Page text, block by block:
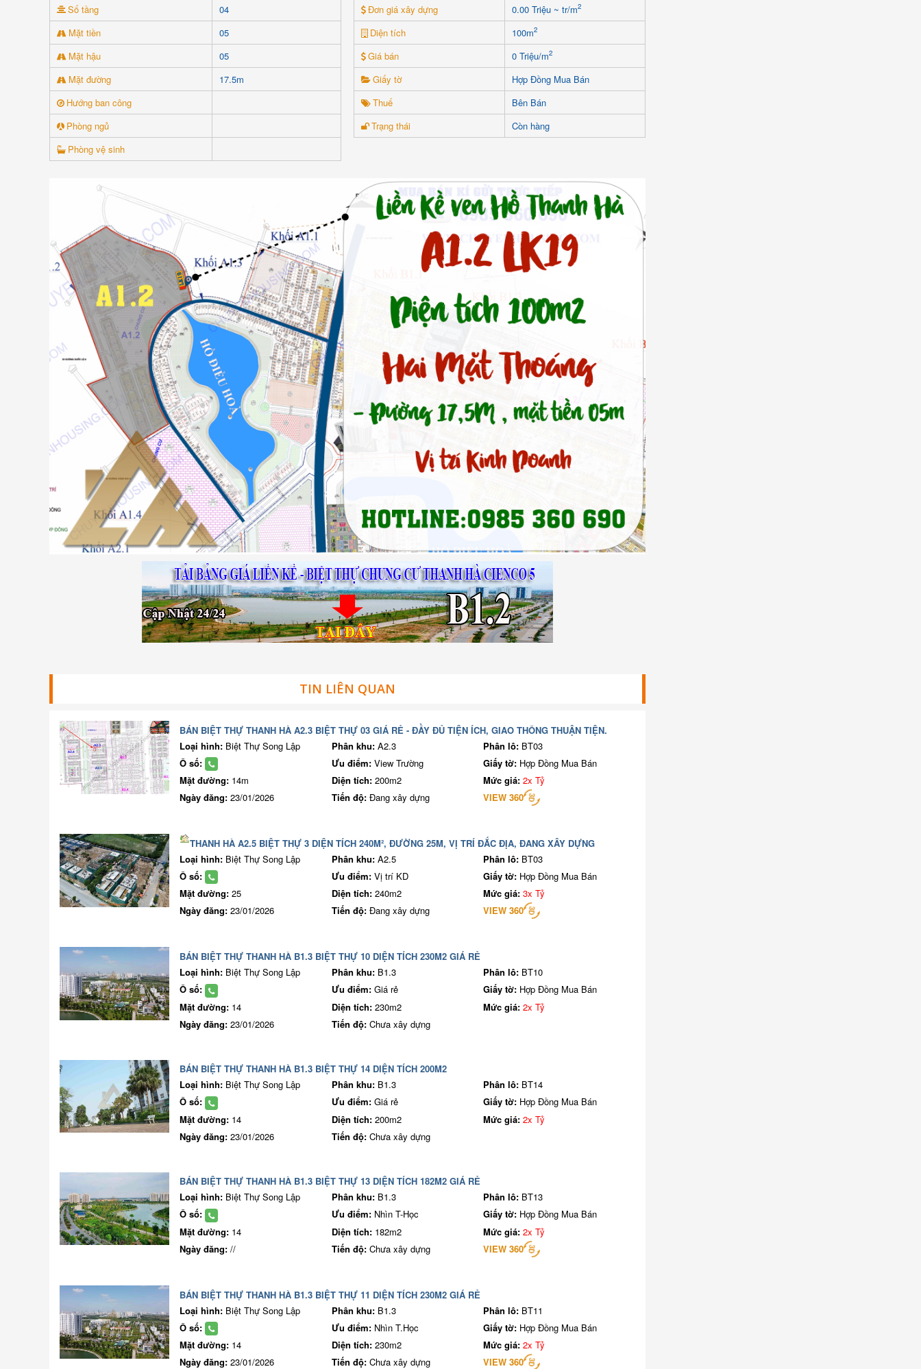
Số tầng
04
Mặt tiền
05
Mặt hậu
05
Mặt đường
17.5m
Hướng ban công
Phòng ngủ
Phòng vệ sinh
Đơn giá xây dựng 0.00 Triệu ~ tr/m2
Diện tích 100m2
Giá bán 0 Triệu/m2
Giấy tờ
Hợp Đồng Mua Bán
Thuế
Bên Bán
Trạng thái
Còn hàng
TIN LIÊN QUAN
BÁN BIỆT THỰ THANH HÀ A2.3 BIỆT THỰ 03 GIÁ RẺ - ĐẦY ĐỦ TIỆN ÍCH, GIAO THÔNG THUẬN TIỆN.
Loại hình: Biệt Thự Song Lập Phân khu: A2.3 Phân lô: BT03
Ô số:
Ưu điểm: View Trường Giấy tờ: Hợp Đồng Mua Bán
Mặt đường: 14m Diện tích: 200m2 Mức giá:2x Tỷ
Ngày đăng: 23/01/2026 Tiến độ: Đang xây dựng VIEW 360
THANH HÀ A2.5 BIỆT THỰ 3 DIỆN TÍCH 240M², ĐƯỜNG 25M, VỊ TRÍ ĐẮC ĐỊA, ĐANG XÂY DỰNG
Loại hình: Biệt Thự Song Lập Phân khu: A2.5 Phân lô: BT03
Ô số:
Ưu điểm: Vị trí KD Giấy tờ: Hợp Đồng Mua Bán
Mặt đường: 25 Diện tích: 240m2 Mức giá:3x Tỷ
Ngày đăng: 23/01/2026 Tiến độ: Đang xây dựng VIEW 360
BÁN BIỆT THỰ THANH HÀ B1.3 BIỆT THỰ 10 DIỆN TÍCH 230M2 GIÁ RẺ
Loại hình: Biệt Thự Song Lập Phân khu: B1.3 Phân lô: BT10
Ô số:
Ưu điểm: Giá rẻ Giấy tờ: Hợp Đồng Mua Bán
Mặt đường: 14 Diện tích: 230m2 Mức giá:2x Tỷ
Ngày đăng: 23/01/2026 Tiến độ: Chưa xây dựng
BÁN BIỆT THỰ THANH HÀ B1.3 BIỆT THỰ 14 DIỆN TÍCH 200M2
Loại hình: Biệt Thự Song Lập Phân khu: B1.3 Phân lô: BT14
Ô số:
Ưu điểm: Giá rẻ Giấy tờ: Hợp Đồng Mua Bán
Mặt đường: 14 Diện tích: 200m2 Mức giá:2x Tỷ
Ngày đăng: 23/01/2026 Tiến độ: Chưa xây dựng
BÁN BIỆT THỰ THANH HÀ B1.3 BIỆT THỰ 13 DIỆN TÍCH 182M2 GIÁ RẺ
Loại hình: Biệt Thự Song Lập Phân khu: B1.3 Phân lô: BT13
Ô số:
Ưu điểm: Nhìn T-Học Giấy tờ: Hợp Đồng Mua Bán
Mặt đường: 14 Diện tích: 182m2 Mức giá:2x Tỷ
Ngày đăng: // Tiến độ: Chưa xây dựng VIEW 360
BÁN BIỆT THỰ THANH HÀ B1.3 BIỆT THỰ 11 DIỆN TÍCH 230M2 GIÁ RẺ
Loại hình: Biệt Thự Song Lập Phân khu: B1.3 Phân lô: BT11
Ô số:
Ưu điểm: Nhìn T.Học Giấy tờ: Hợp Đồng Mua Bán
Mặt đường: 14 Diện tích: 230m2 Mức giá:2x Tỷ
Ngày đăng: 23/01/2026 Tiến độ: Chưa xây dựng VIEW 360